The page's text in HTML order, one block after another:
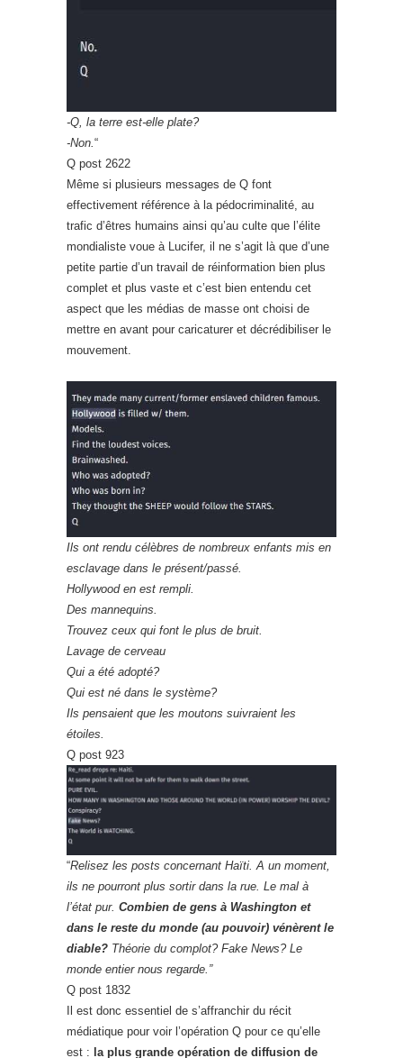
-Q, la terre est-elle plate?
-Non. “
Q post 2622
Même si plusieurs messages de Q font
effectivement référence à la pédocriminalité, au
trafic d’êtres humains ainsi qu’au culte que l’élite
mondialiste voue à Lucifer, il ne s’agit là que d’une
petite partie d’un travail de réinformation bien plus
complet et plus vaste et c’est bien entendu cet
aspect que les médias de masse ont choisi de
mettre en avant pour caricaturer et décrédibiliser le
mouvement.
Ils ont rendu célèbres de nombreux enfants mis en
esclavage dans le présent/passé.
Hollywood en est rempli.
Des mannequins.
Trouvez ceux qui font le plus de bruit.
Lavage de cerveau
Qui a été adopté?
Qui est né dans le système?
Ils pensaient que les moutons suivraient les
étoiles.
Q post 923
“Relisez les posts concernant Haïti. A un moment,
ils ne pourront plus sortir dans la rue. Le mal à
l’état pur. Combien de gens à Washington et
dans le reste du monde (au pouvoir) vénèrent le
diable? Théorie du complot? Fake News? Le
monde entier nous regarde.”
Q post 1832
Il est donc essentiel de s’affranchir du récit
médiatique pour voir l’opération Q pour ce qu’elle
est : la plus grande opération de diffusion de